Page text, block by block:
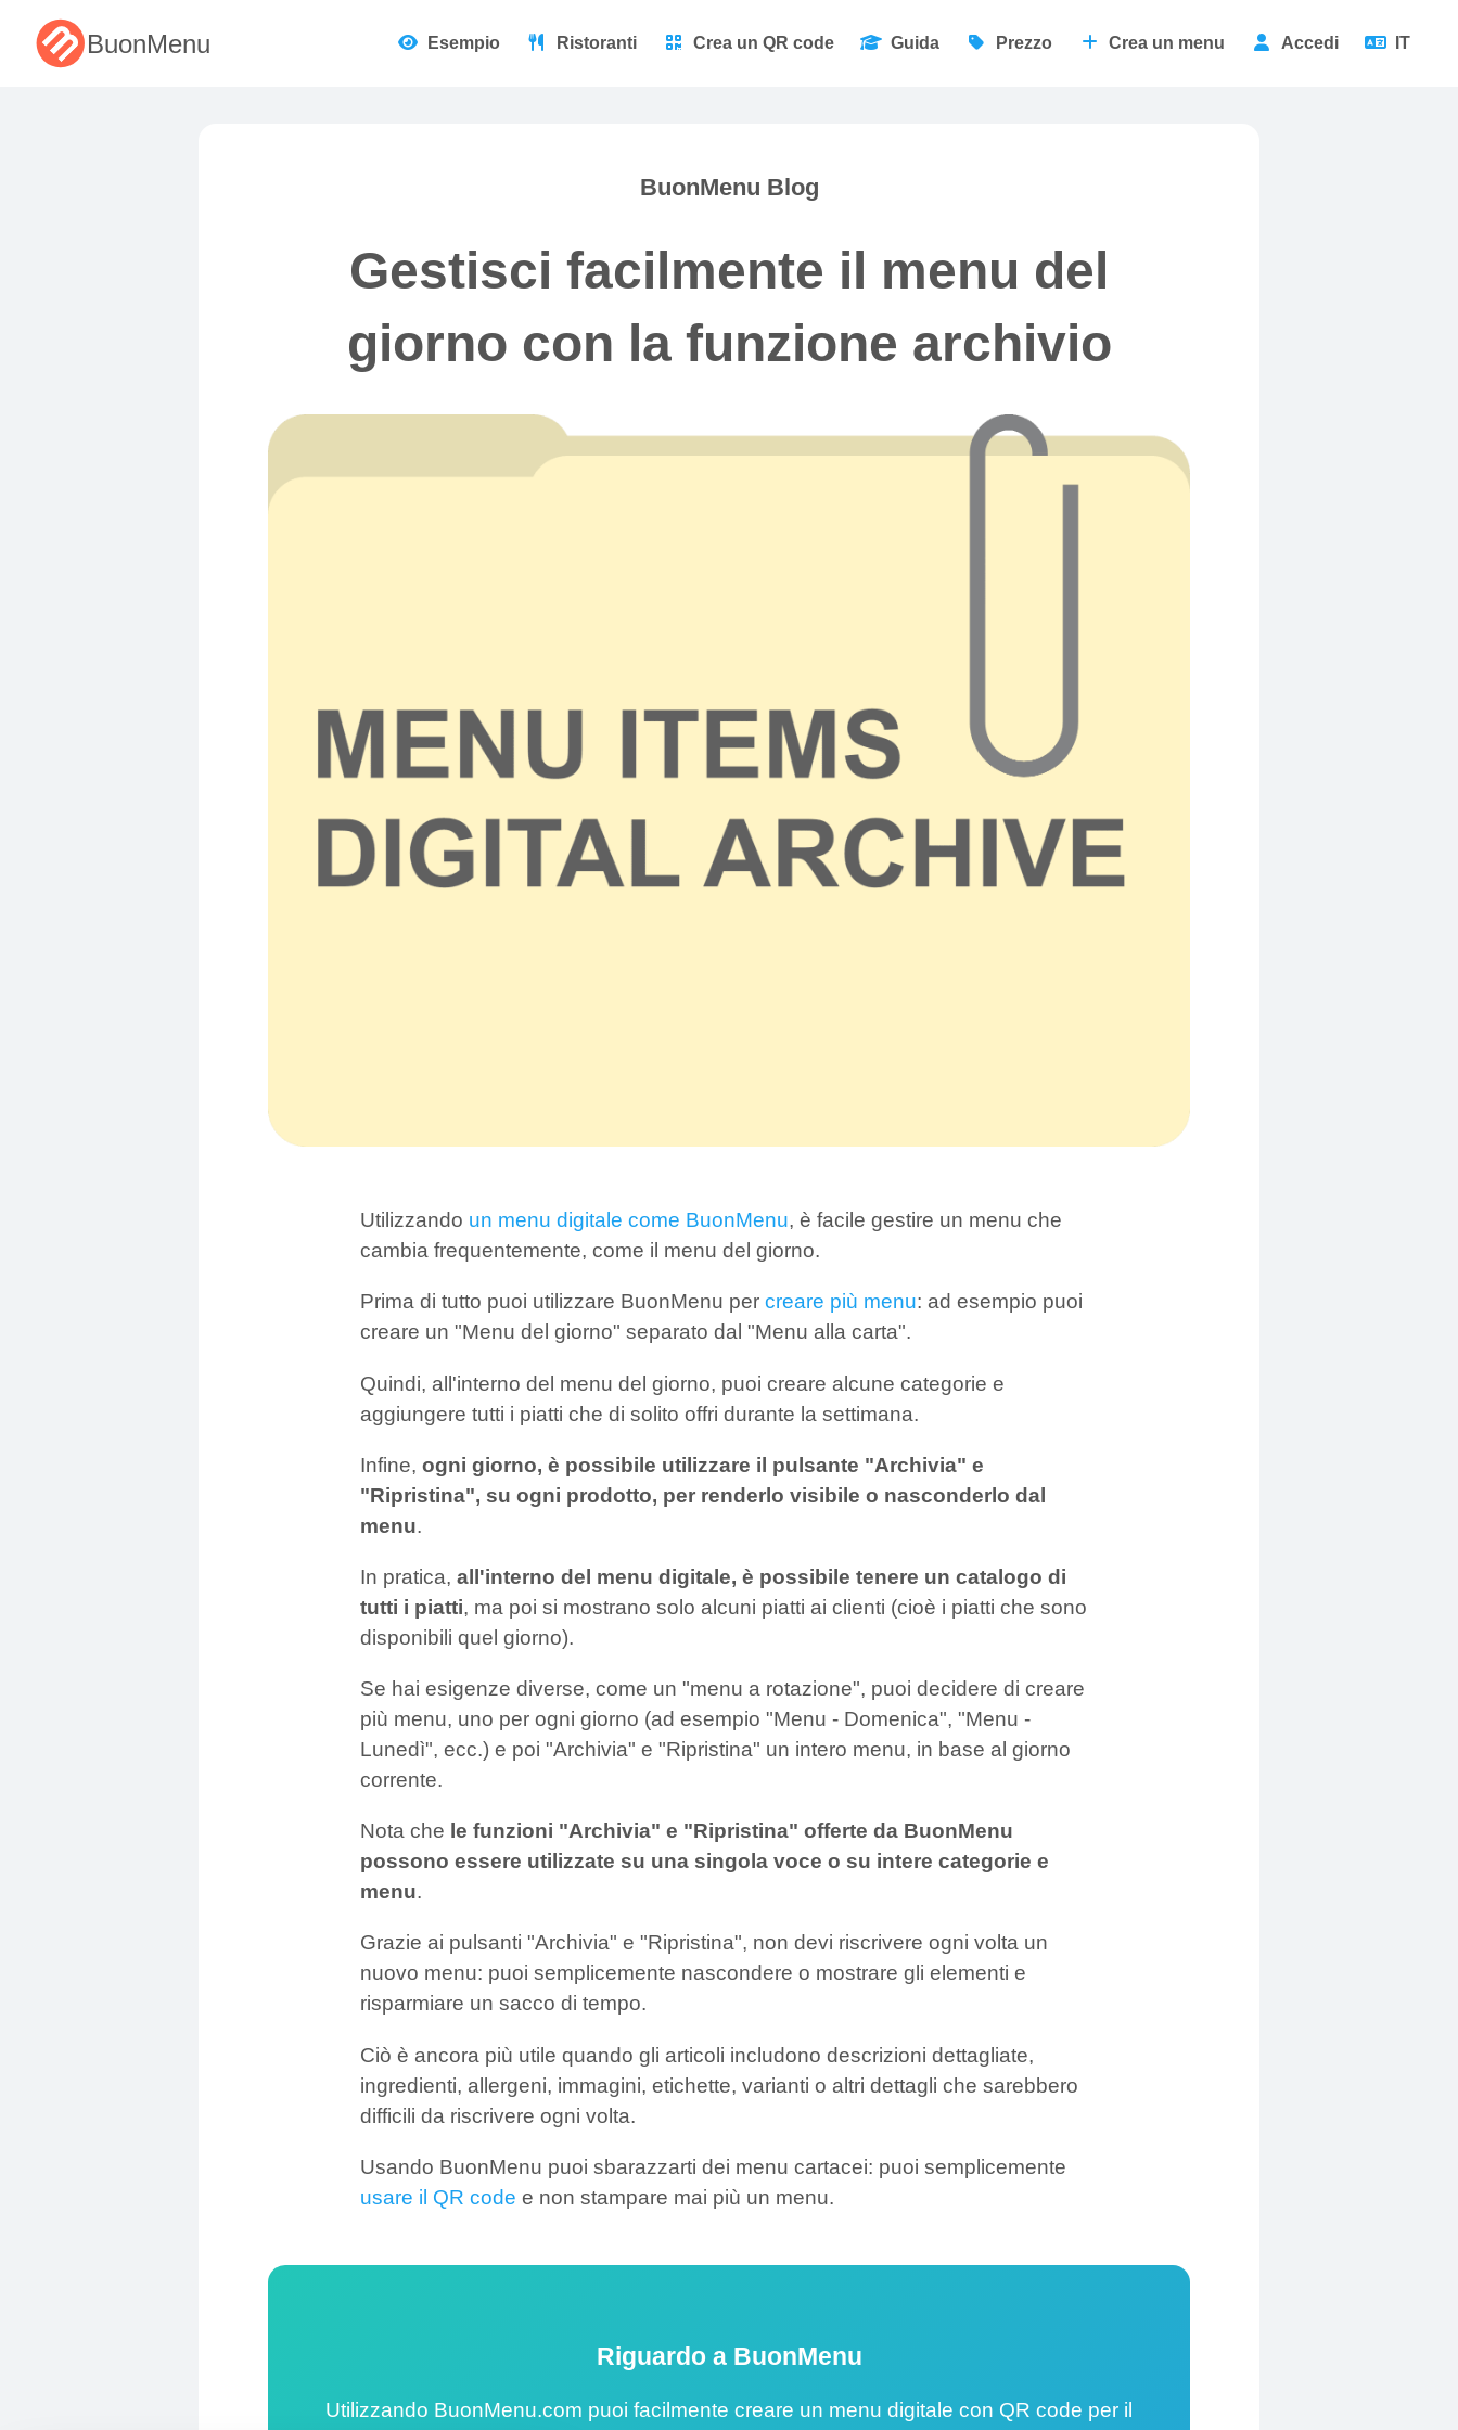
BuonMenu Esempio Ristoranti Crea un QR code Guida Prezzo Crea un menu Accedi IT
BuonMenu Blog
Gestisci facilmente il menu del
giorno con la funzione archivio
Utilizzando un menu digitale come BuonMenu, è facile gestire un menu che
cambia frequentemente, come il menu del giorno.
Prima di tutto puoi utilizzare BuonMenu per creare più menu: ad esempio puoi
creare un "Menu del giorno" separato dal "Menu alla carta".
Quindi, all'interno del menu del giorno, puoi creare alcune categorie e
aggiungere tutti i piatti che di solito offri durante la settimana.
Infine, ogni giorno, è possibile utilizzare il pulsante "Archivia" e
"Ripristina", su ogni prodotto, per renderlo visibile o nasconderlo dal
menu.
In pratica, all'interno del menu digitale, è possibile tenere un catalogo di
tutti i piatti, ma poi si mostrano solo alcuni piatti ai clienti (cioè i piatti che sono
disponibili quel giorno).
Se hai esigenze diverse, come un "menu a rotazione", puoi decidere di creare
più menu, uno per ogni giorno (ad esempio "Menu - Domenica", "Menu -
Lunedì", ecc.) e poi "Archivia" e "Ripristina" un intero menu, in base al giorno
corrente.
Nota che le funzioni "Archivia" e "Ripristina" offerte da BuonMenu
possono essere utilizzate su una singola voce o su intere categorie e
menu.
Grazie ai pulsanti "Archivia" e "Ripristina", non devi riscrivere ogni volta un
nuovo menu: puoi semplicemente nascondere o mostrare gli elementi e
risparmiare un sacco di tempo.
Ciò è ancora più utile quando gli articoli includono descrizioni dettagliate,
ingredienti, allergeni, immagini, etichette, varianti o altri dettagli che sarebbero
difficili da riscrivere ogni volta.
Usando BuonMenu puoi sbarazzarti dei menu cartacei: puoi semplicemente
usare il QR code e non stampare mai più un menu.
Riguardo a BuonMenu
Utilizzando BuonMenu.com puoi facilmente creare un menu digitale con QR code per il